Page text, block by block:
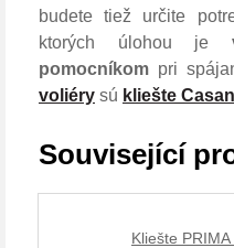
budete tiež určite
ktorých úlohou je
pomocníkom pri
voliéry sú kliešte
Související
Kliešte